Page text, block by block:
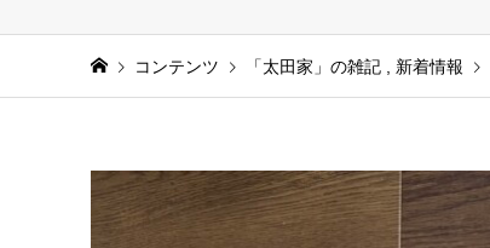
コンテンツ 「太田家」の雑記 新着情報